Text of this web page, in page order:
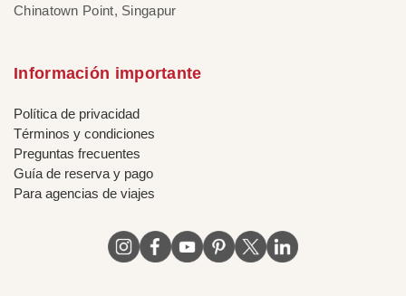
Chinatown Point, Singapur
Información importante
Política de privacidad
Términos y condiciones
Preguntas frecuentes
Guía de reserva y pago
Para agencias de viajes